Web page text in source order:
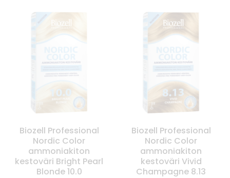
Biozell Professional
Nordic Color
ammoniakiton
kestoväri Bright Pearl
Blonde 10.0
Biozell Professional
Nordic Color
ammoniakiton
kestoväri Vivid
Champagne 8.13